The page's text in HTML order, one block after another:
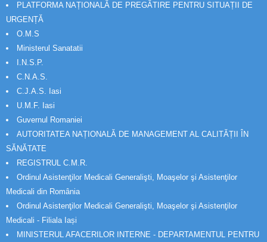
PLATFORMA NAȚIONALĂ DE PREGĂTIRE PENTRU SITUAȚII DE
URGENȚĂ
O.M.S
Ministerul Sanatatii
I.N.S.P.
C.N.A.S.
C.J.A.S. Iasi
U.M.F. Iasi
Guvernul Romaniei
AUTORITATEA NAȚIONALĂ DE MANAGEMENT AL CALITĂȚII ÎN
SĂNĂTATE
REGISTRUL C.M.R.
Ordinul Asistenţilor Medicali Generalişti, Moaşelor şi Asistenţilor
Medicali din România
Ordinul Asistenţilor Medicali Generalişti, Moaşelor şi Asistenţilor
Medicali - Filiala Iași
MINISTERUL AFACERILOR INTERNE - DEPARTAMENTUL PENTRU